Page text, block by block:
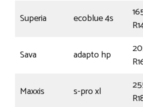
Superia ecoblue 4s
Sava adapto hp
Maxxis s-pro xl